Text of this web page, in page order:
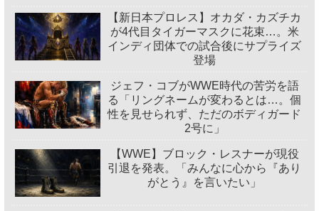
【新日本プロレス】オカダ・カズチカ
が4代目タイガーマスクに花束…。米
インディ団体での試合後にサプライズ
登場
ジェフ・コブがWWE時代の苦労を語
る「リングネームが変わるとは…。個
性を見せられず、ただのボディガード
2号に」
【WWE】ブロック・レスナーが現役
引退を発表。「みんなに心から『あり
がとう』を言いたい」